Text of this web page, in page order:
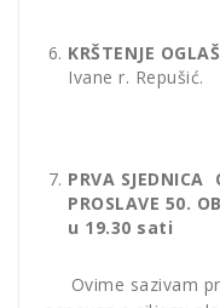
KRŠTENJE
Ivane r. Repušić.
PRVA SJEDNICA
PROSLAVE 50.
u 19.30 sati
Ovime sazivam